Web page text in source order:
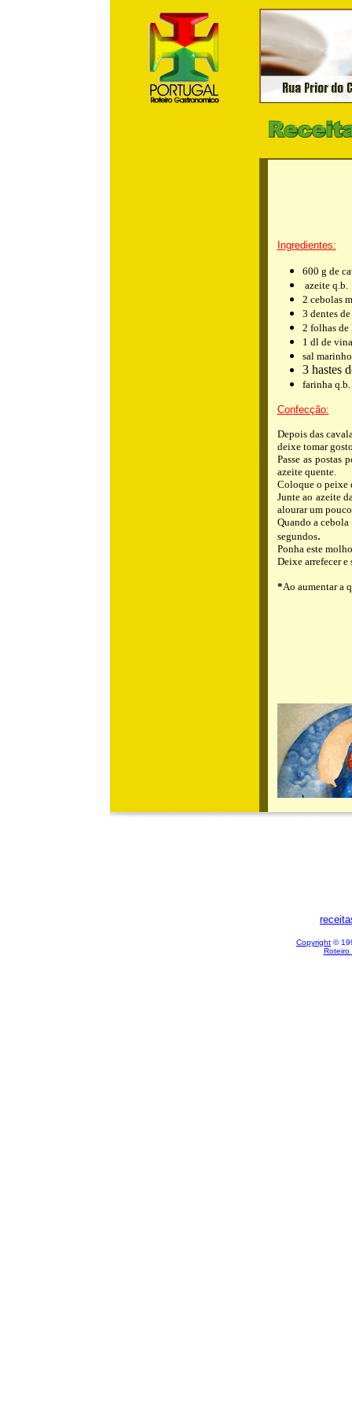
Ingredientes:
600 g de
azeite q.b.
2 cebolas
3 dentes
2 folhas de
1 dl de
sal
3 hastes
farinha q.b.
Confecção:
Depois das
deixe tomar
Passe as postas
azeite quente.
Coloque o peixe
Junte ao azeite
alourar um
Quando a
segundos.
Ponha este
Deixe arrefecer e
*Ao aumentar a
Copyright ©
Roteiro